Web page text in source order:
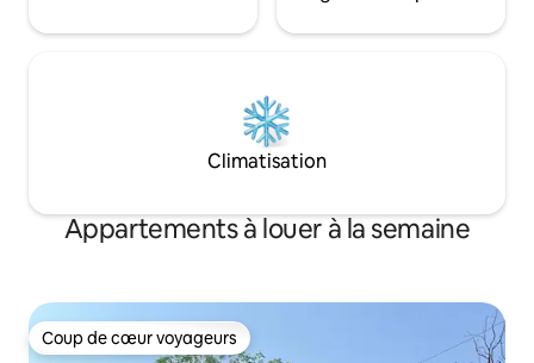
Climatisation
Appartements à louer à la semaine
Coup de cœur voyageurs
Coup de cœur voyageurs